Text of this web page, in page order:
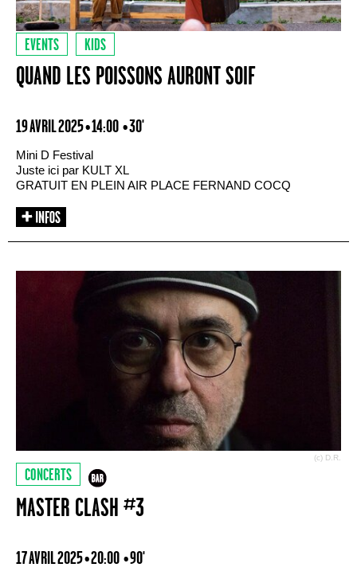
EVENTS KIDS
QUAND LES POISSONS AURONT SOIF
19 AVRIL 2025 • 14:00 • 30'
Mini D Festival
Juste ici par KULT XL
GRATUIT EN PLEIN AIR PLACE FERNAND COCQ
(c) D.R.
CONCERTS
MASTER CLASH #3
17 AVRIL 2025 • 20:00 • 90'